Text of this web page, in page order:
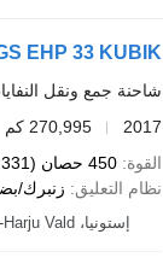
EHP 33 KUBIK
شاحنة جمع ونقل
2017
270,995 كم
القوة 450 حصان (331 kW)
نظام التعليق
زنبرك/
إستونيا، Lääne-Harju Vald